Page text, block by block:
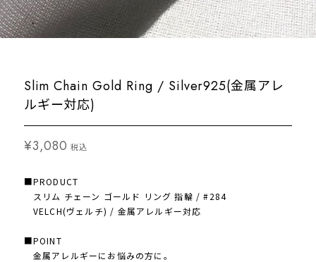
Slim Chain Gold Ring / Silver925(金属アレ
ルギー対応)
¥3,080 税込
■PRODUCT
スリム チェーン ゴールド リング 指輪 / #284
VELCH(ヴェルチ) / 金属アレルギー対応
■POINT
金属アレルギーにお悩みの方に。